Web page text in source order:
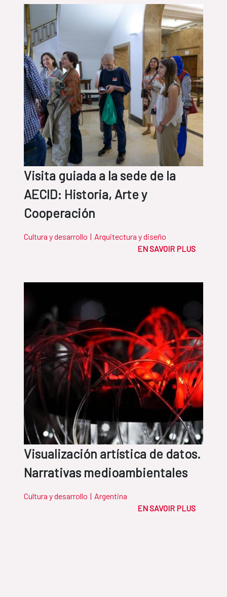
Visita guiada a la sede de la
AECID: Historia, Arte y
Cooperación
Cultura y desarrollo | Arquitectura y diseño
EN SAVOIR PLUS
Visualización artística de datos.
Narrativas medioambientales
Cultura y desarrollo | Argentina
EN SAVOIR PLUS